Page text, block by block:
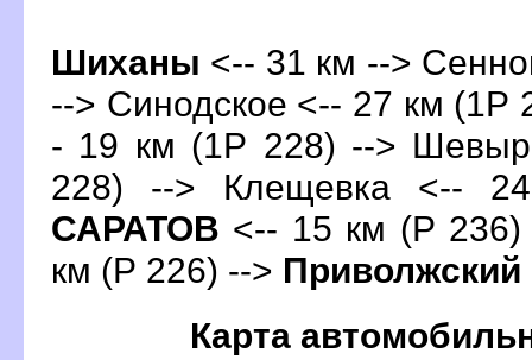
Шиханы <-- 31 км -->
--> Синодское <-- 27 км (1Р
- 19 км (1Р 228) -->
228) --> Клещевка <--
САРАТО <-- 15 км (Р
км (Р 226) --> Приволжский
Карта